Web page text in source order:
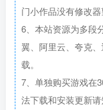
门小作品没有修改器
6、本站资源为多段
翼、阿里云、夸克
载。
7、单独购买游戏在
法下载和安装更新